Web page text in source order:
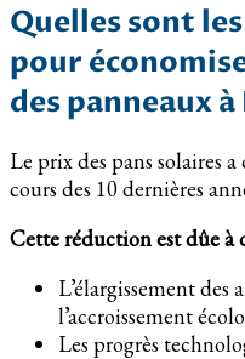
Quelles sont
pour
des panneaux
Le prix des pans solaires
cours des 10 dernières
Cette réduction est dûe à
L’élargissement des
l’accroissement
Les progrès